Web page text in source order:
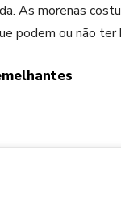
As morenas
podem ou não